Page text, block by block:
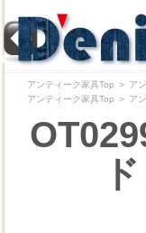
アンティーク家具Top ＞ ア
アンティーク家具Top ＞ ア